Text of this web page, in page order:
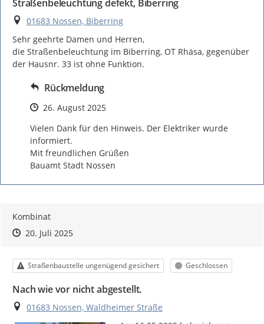
Straßenbeleuchtung defekt, Biberring
Ort
01683 Nossen, Biberring
Sehr geehrte Damen und Herren,
die Straßenbeleuchtung im Biberring, OT Rhäsa, gegenüber
der Hausnr. 33 ist ohne Funktion.
Rückmeldung
Zeitpunkt des Erstellens
26. August 2025
Vielen Dank für den Hinweis. Der Elektriker wurde
informiert.
Mit freundlichen Grüßen
Bauamt Stadt Nossen
Kombinat
Zeitpunkt des Erstellens
Zeitpunkt des Erstellens
20. Juli 2025Zur Äußerung
Kategorie
Straßenbaustelle ungenügend gesichert Status
Geschlossen
Nach wie vor nicht abgestellt.
Ort
01683 Nossen, Waldheimer Straße